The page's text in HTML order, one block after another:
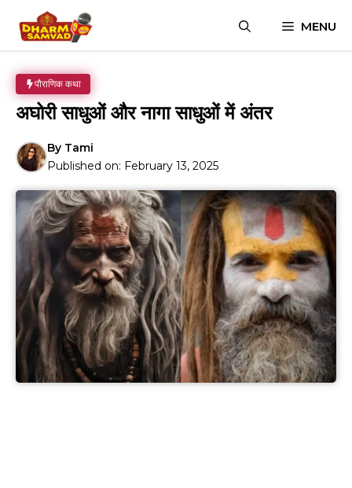
content
MENU
पौराणिक कथा
अघोरी साधुओं और नागा साधुओं में अंतर
By Tami
Published on: February 13, 2025